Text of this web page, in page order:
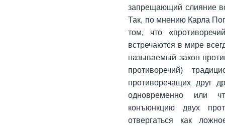
запрещающий слияние
Так, по мнению Карла
том, что
встречаются в мире
называемый закон
противоречий)
противоречащих друг
одновременно или
конъюнкцию двух
отвергаться как